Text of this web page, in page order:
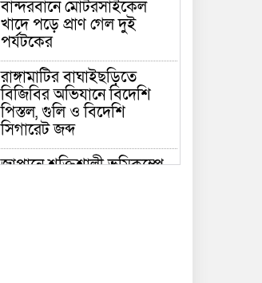
বান্দরবানে মোটরসাইকেল
খাদে পড়ে প্রাণ গেল দুই
পর্যটকের
রাঙ্গামাটির বাঘাইছড়িতে
বিজিবির অভিযানে বিদেশি
পিস্তল, গুলি ও বিদেশি
সিগারেট জব্দ
জাপানে শক্তিশালী ভূমিকম্পে